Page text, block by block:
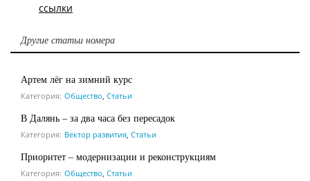
ссылки
Другие статьи номера
Артем лёг на зимний курс
Категория: Общество Статьи
В Далянь – за два часа без пересадок
Категория: Вектор развития Статьи
Приоритет – модернизации и реконструкциям
Категория: Общество Статьи